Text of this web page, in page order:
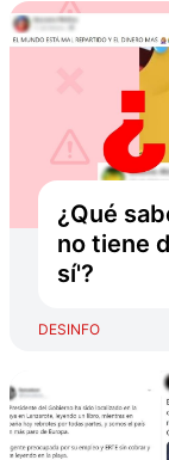
¿Qué
no tiene
sí'?
DESINFO